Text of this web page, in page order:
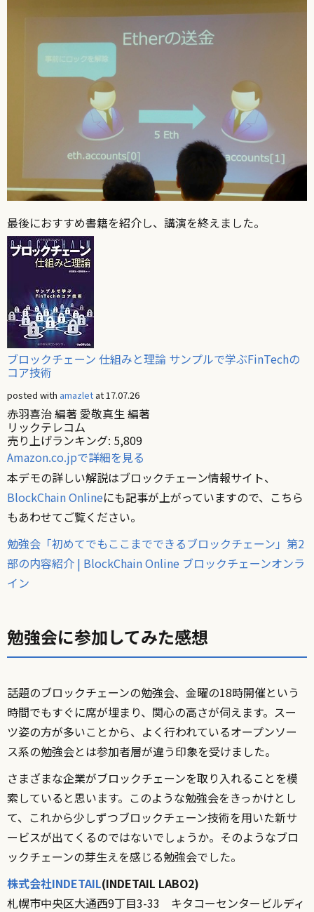
最後におすすめ書籍を紹介し、講演を終えました。
ブロックチェーン 仕組みと理論 サンプルで学ぶFinTechの
コア技術
posted with amazlet at 17.07.26
赤羽喜治 編著 愛敬真生 編著
リックテレコム
売り上げランキング: 5,809
Amazon.co.jpで詳細を見る
本デモの詳しい解説はブロックチェーン情報サイト、
BlockChain Onlineにも記事が上がっていますので、こちら
もあわせてご覧ください。
勉強会「初めてでもここまでできるブロックチェーン」第2
部の内容紹介 | BlockChain Online ブロックチェーンオンラ
イン
勉強会に参加してみた感想
話題のブロックチェーンの勉強会、金曜の18時開催という
時間でもすぐに席が埋まり、関心の高さが伺えます。スー
ツ姿の方が多いことから、よく行われているオープンソー
ス系の勉強会とは参加者層が違う印象を受けました。
さまざまな企業がブロックチェーンを取り入れることを模
索していると思います。このような勉強会をきっかけとし
て、これから少しずつブロックチェーン技術を用いた新サ
ービスが出てくるのではないでしょうか。そのようなブロ
ックチェーンの芽生えを感じる勉強会でした。
株式会社INDETAIL(INDETAIL LABO2)
札幌市中央区大通西9丁目3-33 キタコーセンタービルディ